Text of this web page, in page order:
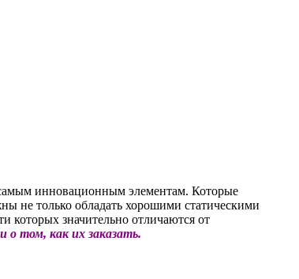
инновационным элементам. Которые
не только обладать хорошими статическими
которых значительно отличаются от
о том, как их заказать.